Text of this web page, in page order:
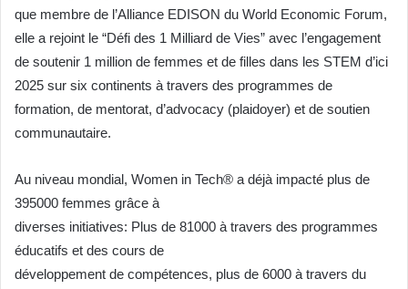
que membre de l’Alliance EDISON du World Economic Forum,
elle a rejoint le “Défi des 1 Milliard de Vies” avec l’engagement
de soutenir 1 million de femmes et de filles dans les STEM d’ici
2025 sur six continents à travers des programmes de
formation, de mentorat, d’advocacy (plaidoyer) et de soutien
communautaire.
Au niveau mondial, Women in Tech® a déjà impacté plus de
395000 femmes grâce à
diverses initiatives: Plus de 81000 à travers des programmes
éducatifs et des cours de
développement de compétences, plus de 6000 à travers du